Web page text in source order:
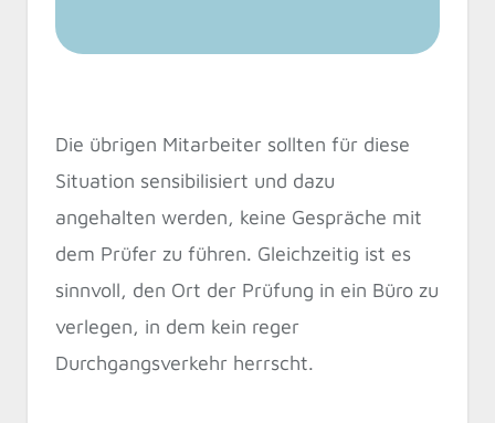
Die übrigen Mitarbeiter sollten für diese
Situation sensibilisiert und dazu
angehalten werden, keine Gespräche mit
dem Prüfer zu führen. Gleichzeitig ist es
sinnvoll, den Ort der Prüfung in ein Büro zu
verlegen, in dem kein reger
Durchgangsverkehr herrscht.